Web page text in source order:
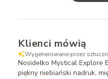
Klienci mówią
Wygenerowane przez
Nosidełko Mystical
piękny niebiański nadruk,